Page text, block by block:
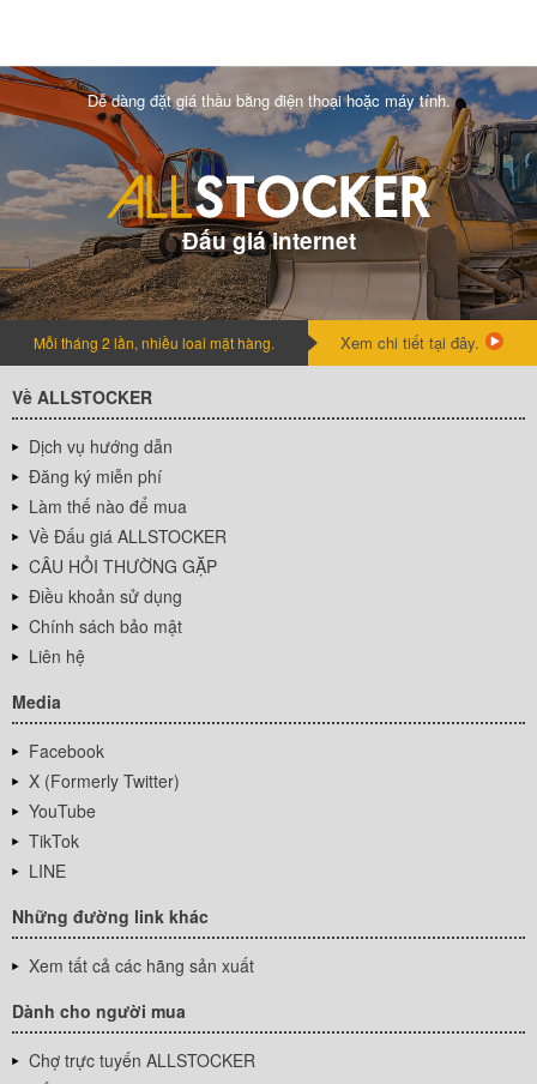
Dễ dàng đặt giá thầu bằng điện thoại hoặc máy tính.
Đấu giá internet
Mỗi tháng 2 lần, nhiều loai mặt hàng. Xem chi tiết tại đây.
Về ALLSTOCKER
Dịch vụ hướng dẫn
Đăng ký miễn phí
Làm thế nào để mua
Về Đấu giá ALLSTOCKER
CÂU HỎI THƯỜNG GẶP
Điều khoản sử dụng
Chính sách bảo mật
Liên hệ
Media
Facebook
X (Formerly Twitter)
YouTube
TikTok
LINE
Những đường link khác
Xem tất cả các hãng sản xuất
Dành cho người mua
Chợ trực tuyến ALLSTOCKER